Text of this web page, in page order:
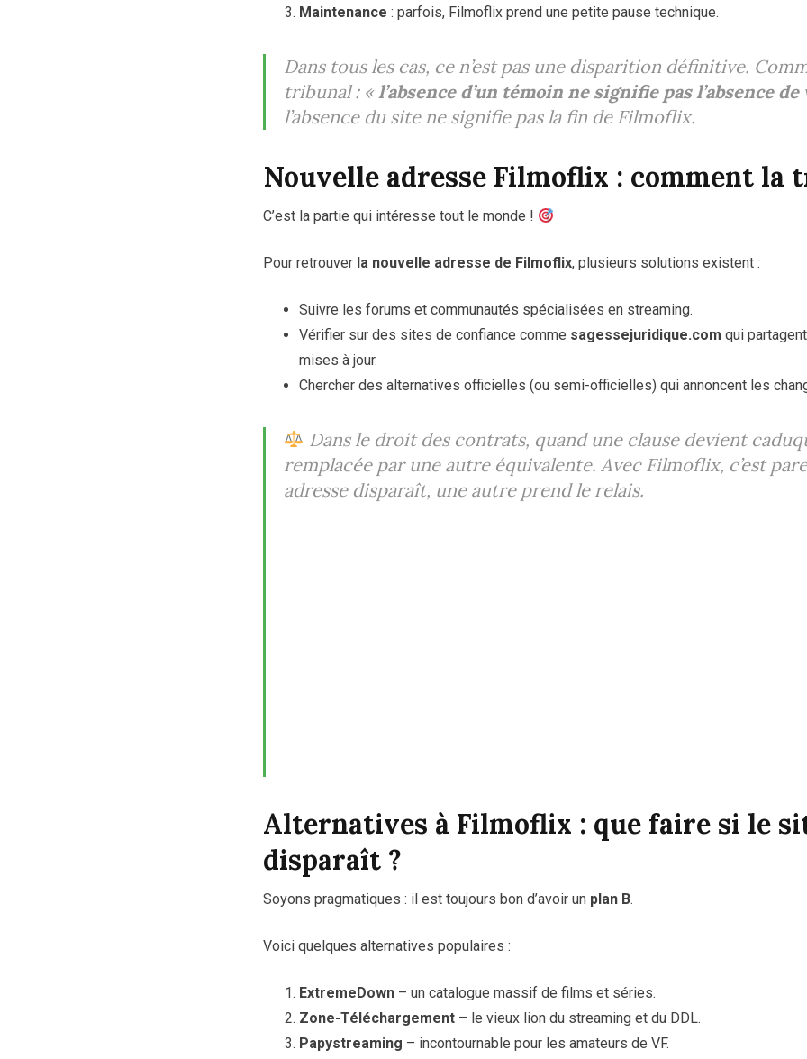
Maintenance : parfois, Filmoflix prend une petite pause technique.
Dans tous les cas, ce n’est pas une disparition définitive.
tribunal : «l’absence d’un témoin ne signifie pas l’absence
l’absence du site ne signifie pas la fin de Filmoflix.
Nouvelle adresse Filmoflix : comment la
C’est la partie qui intéresse tout le monde !
Pour retrouver la nouvelle adresse de Filmoflix, plusieurs solutions existent :
Suivre les forums et communautés spécialisées en streaming.
Vérifier sur des sites de confiance comme sagessejuridique.com qui
mises à jour.
Chercher des alternatives officielles (ou semi-officielles) qui annoncent les
Dans le droit des contrats, quand une clause devient
remplacée par une autre équivalente. Avec Filmoflix, c’est
adresse disparaît, une autre prend le relais.
Alternatives à Filmoflix : que faire si le
disparaît ?
Soyons pragmatiques : il est toujours bon d’avoir un plan B.
Voici quelques alternatives populaires :
ExtremeDown – un catalogue massif de films et séries.
Zone-Téléchargement – le vieux lion du streaming et du DDL.
Papystreaming – incontournable pour les amateurs de VF.